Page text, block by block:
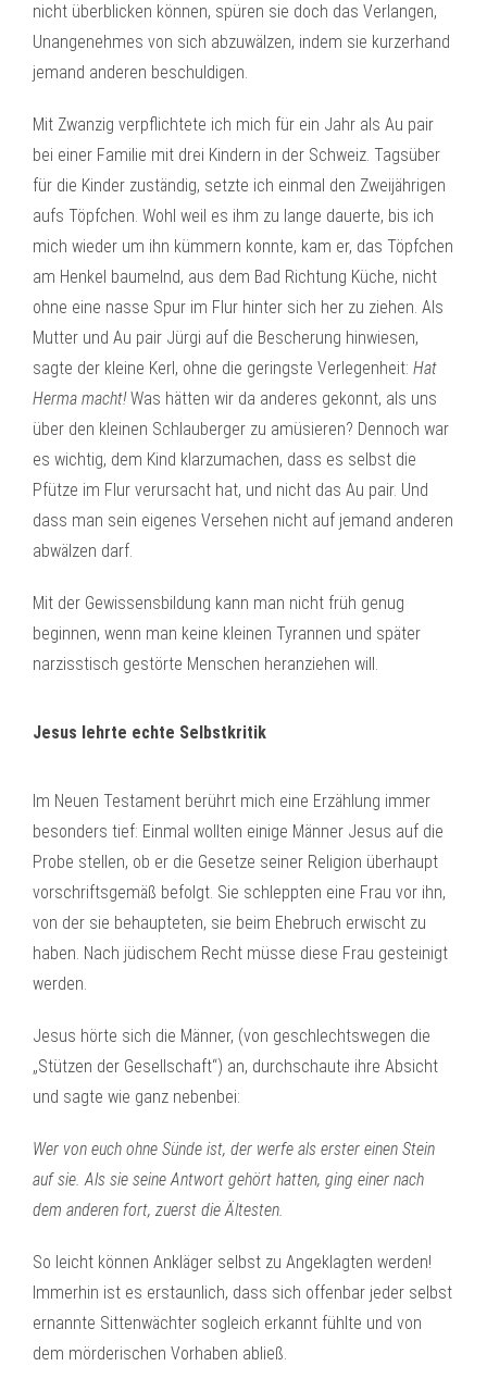
nicht überblicken können, spüren sie doch das Verlangen,
Unangenehmes von sich abzuwälzen, indem sie kurzerhand
jemand anderen beschuldigen.
Mit Zwanzig verpflichtete ich mich für ein Jahr als Au pair
bei einer Familie mit drei Kindern in der Schweiz. Tagsüber
für die Kinder zuständig, setzte ich einmal den Zweijährigen
aufs Töpfchen. Wohl weil es ihm zu lange dauerte, bis ich
mich wieder um ihn kümmern konnte, kam er, das Töpfchen
am Henkel baumelnd, aus dem Bad Richtung Küche, nicht
ohne eine nasse Spur im Flur hinter sich her zu ziehen. Als
Mutter und Au pair Jürgi auf die Bescherung hinwiesen,
sagte der kleine Kerl, ohne die geringste Verlegenheit: Hat
Herma macht!Was hätten wir da anderes gekonnt, als uns
über den kleinen Schlauberger zu amüsieren? Dennoch war
es wichtig, dem Kind klarzumachen, dass es selbst die
Pfütze im Flur verursacht hat, und nicht das Au pair. Und
dass man sein eigenes Versehen nicht auf jemand anderen
abwälzen darf.
Mit der Gewissensbildung kann man nicht früh genug
beginnen, wenn man keine kleinen Tyrannen und später
narzisstisch gestörte Menschen heranziehen will.
Jesus lehrte echte Selbstkritik
Im Neuen Testament berührt mich eine Erzählung immer
besonders tief: Einmal wollten einige Männer Jesus auf die
Probe stellen, ob er die Gesetze seiner Religion überhaupt
vorschriftsgemäß befolgt. Sie schleppten eine Frau vor ihn,
von der sie behaupteten, sie beim Ehebruch erwischt zu
haben. Nach jüdischem Recht müsse diese Frau gesteinigt
werden.
Jesus hörte sich die Männer, (von geschlechtswegen die
„Stützen der Gesellschaft“) an, durchschaute ihre Absicht
und sagte wie ganz nebenbei:
Wer von euch ohne Sünde ist, der werfe als erster einen Stein
auf sie. Als sie seine Antwort gehört hatten, ging einer nach
dem anderen fort, zuerst die Ältesten.
So leicht können Ankläger selbst zu Angeklagten werden!
Immerhin ist es erstaunlich, dass sich offenbar jeder selbst
ernannte Sittenwächter sogleich erkannt fühlte und von
dem mörderischen Vorhaben abließ.